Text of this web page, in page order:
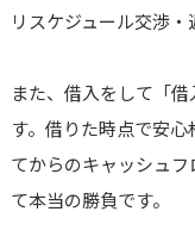
リスケジュール交渉・
また、借入をして「
す。借りた時点で安
てからのキャッシュ
て本当の勝負です。